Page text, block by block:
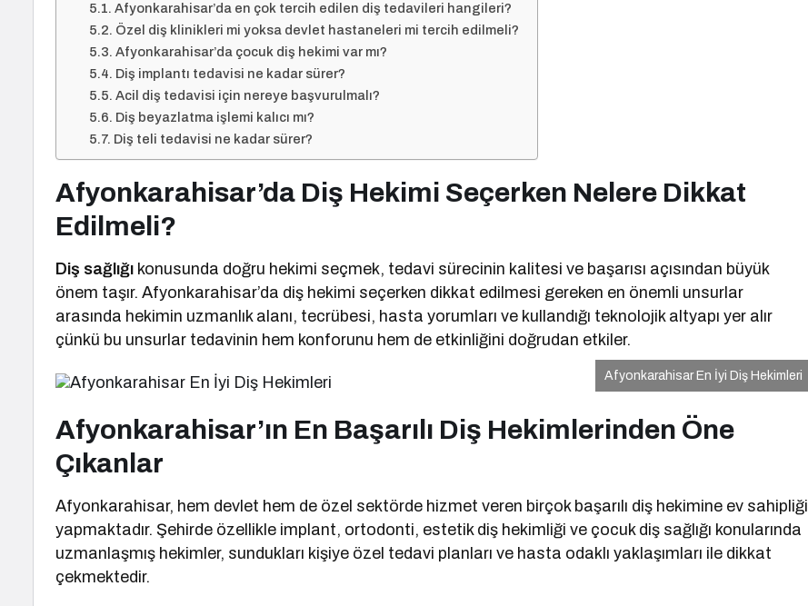
Afyonkarahisar’da en çok tercih edilen diş tedavileri hangileri?
Özel diş klinikleri mi yoksa devlet hastaneleri mi tercih edilmeli?
Afyonkarahisar’da çocuk diş hekimi var mı?
Diş implantı tedavisi ne kadar sürer?
Acil diş tedavisi için nereye başvurulmalı?
Diş beyazlatma işlemi kalıcı mı?
Diş teli tedavisi ne kadar sürer?
Afyonkarahisar’da Diş Hekimi Seçerken Nelere Dikkat
Edilmeli?
Diş sağlığı konusunda doğru hekimi seçmek, tedavi sürecinin kalitesi ve başarısı açısından büyük
önem taşır. Afyonkarahisar’da diş hekimi seçerken dikkat edilmesi gereken en önemli unsurlar
arasında hekimin uzmanlık alanı, tecrübesi, hasta yorumları ve kullandığı teknolojik altyapı yer alır
çünkü bu unsurlar tedavinin hem konforunu hem de etkinliğini doğrudan etkiler.
Afyonkarahisar En İyi Diş Hekimleri
Afyonkarahisar’ın En Başarılı Diş Hekimlerinden Öne
Çıkanlar
Afyonkarahisar, hem devlet hem de özel sektörde hizmet veren birçok başarılı diş hekimine ev sahipliği
yapmaktadır. Şehirde özellikle implant, ortodonti, estetik diş hekimliği ve çocuk diş sağlığı konularında
uzmanlaşmış hekimler, sundukları kişiye özel tedavi planları ve hasta odaklı yaklaşımları ile dikkat
çekmektedir.